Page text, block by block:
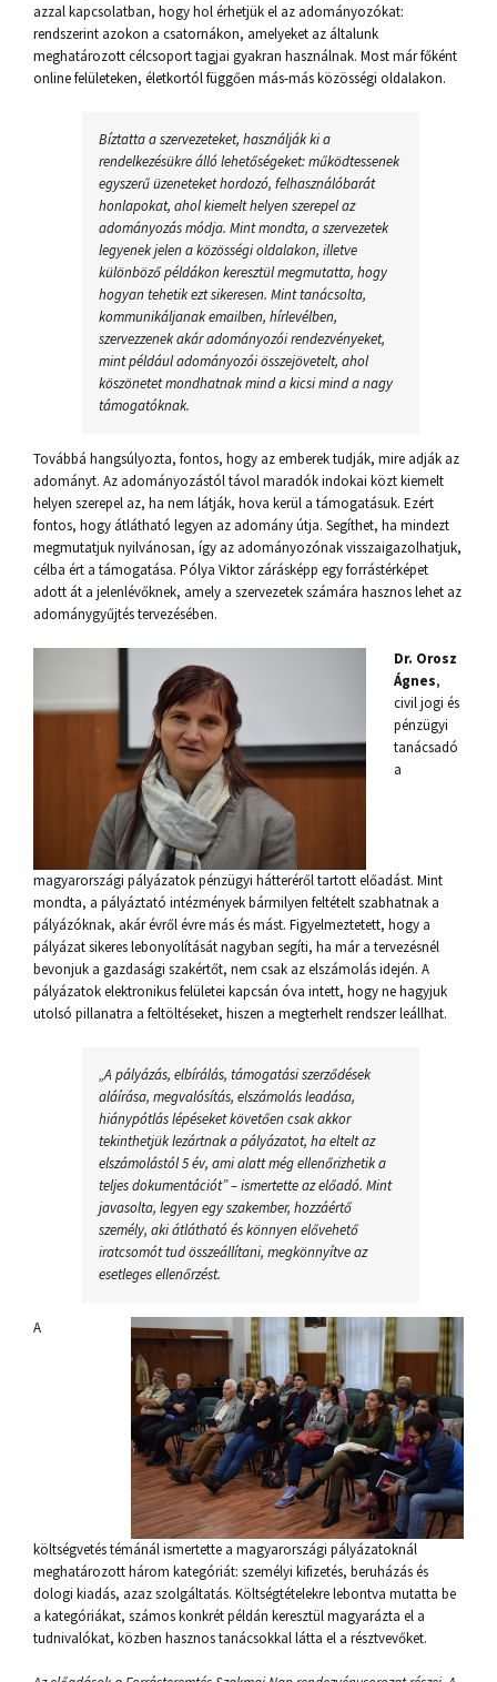
azzal kapcsolatban, hogy hol érhetjük el az adományozókat:
rendszerint azokon a csatornákon, amelyeket az általunk
meghatározott célcsoport tagjai gyakran használnak. Most már főként
online felületeken, életkortól függően más-más közösségi oldalakon.
Bíztatta a szervezeteket, használják ki a
rendelkezésükre álló lehetőségeket: működtessenek
egyszerű üzeneteket hordozó, felhasználóbarát
honlapokat, ahol kiemelt helyen szerepel az
adományozás módja. Mint mondta, a szervezetek
legyenek jelen a közösségi oldalakon, illetve
különböző példákon keresztül megmutatta, hogy
hogyan tehetik ezt sikeresen. Mint tanácsolta,
kommunikáljanak emailben, hírlevélben,
szervezzenek akár adományozói rendezvényeket,
mint például adományozói összejövetelt, ahol
köszönetet mondhatnak mind a kicsi mind a nagy
támogatóknak.
Továbbá hangsúlyozta, fontos, hogy az emberek tudják, mire adják az
adományt. Az adományozástól távol maradók indokai közt kiemelt
helyen szerepel az, ha nem látják, hova kerül a támogatásuk. Ezért
fontos, hogy átlátható legyen az adomány útja. Segíthet, ha mindezt
megmutatjuk nyilvánosan, így az adományozónak visszaigazolhatjuk,
célba ért a támogatása. Pólya Viktor zárásképp egy forrástérképet
adott át a jelenlévőknek, amely a szervezetek számára hasznos lehet az
adománygyűjtés tervezésében.
Dr. Orosz
Ágnes,
civil jogi és
pénzügyi
tanácsadó
a
magyarországi pályázatok pénzügyi hátteréről tartott előadást. Mint
mondta, a pályáztató intézmények bármilyen feltételt szabhatnak a
pályázóknak, akár évről évre más és mást. Figyelmeztetett, hogy a
pályázat sikeres lebonyolítását nagyban segíti, ha már a tervezésnél
bevonjuk a gazdasági szakértőt, nem csak az elszámolás idején. A
pályázatok elektronikus felületei kapcsán óva intett, hogy ne hagyjuk
utolsó pillanatra a feltöltéseket, hiszen a megterhelt rendszer leállhat.
„A pályázás, elbírálás, támogatási szerződések
aláírása, megvalósítás, elszámolás leadása,
hiánypótlás lépéseket követően csak akkor
tekinthetjük lezártnak a pályázatot, ha eltelt az
elszámolástól 5 év, ami alatt még ellenőrizhetik a
teljes dokumentációt” – ismertette az előadó. Mint
javasolta, legyen egy szakember, hozzáértő
személy, aki átlátható és könnyen elővehető
iratcsomót tud összeállítani, megkönnyítve az
esetleges ellenőrzést.
A
költségvetés témánál ismertette a magyarországi pályázatoknál
meghatározott három kategóriát: személyi kifizetés, beruházás és
dologi kiadás, azaz szolgáltatás. Költségtételekre lebontva mutatta be
a kategóriákat, számos konkrét példán keresztül magyarázta el a
tudnivalókat, közben hasznos tanácsokkal látta el a résztvevőket.